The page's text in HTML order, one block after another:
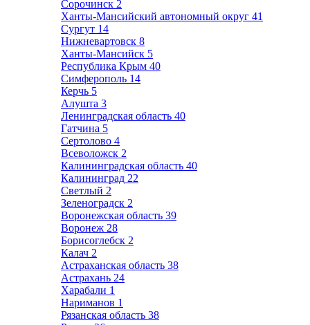
Сорочинск 2
Ханты-Мансийский автономный округ 41
Сургут 14
Нижневартовск 8
Ханты-Мансийск 5
Республика Крым 40
Симферополь 14
Керчь 5
Алушта 3
Ленинградская область 40
Гатчина 5
Сертолово 4
Всеволожск 2
Калининградская область 40
Калининград 22
Светлый 2
Зеленоградск 2
Воронежская область 39
Воронеж 28
Борисоглебск 2
Калач 2
Астраханская область 38
Астрахань 24
Харабали 1
Нариманов 1
Рязанская область 38